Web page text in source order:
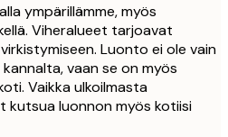
ympärillämme, myös
Viheralueet tarjoavat
Luonto ei ole vain
vaan se on myös
Vaikka ulkoilmasta
kutsua luonnon myös kotiisi